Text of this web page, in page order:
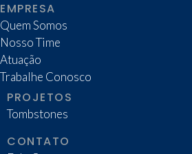
EMPRESA
Quem Somos
Nosso Time
Atuação
Trabalhe Conosco
PROJETOS
Tombstones
CONTATO